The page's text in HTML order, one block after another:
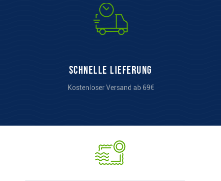
Schnelle Lieferung
Kostenloser Versand ab 69€